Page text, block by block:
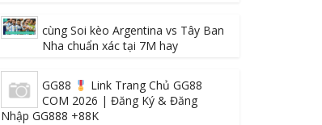
cùng Soi kèo Argentina vs Tây Ban
Nha chuẩn xác tại 7M hay
GG88
Link Trang Chủ GG88
COM 2026 | Đăng Ký & Đăng
Nhập GG888 +88K